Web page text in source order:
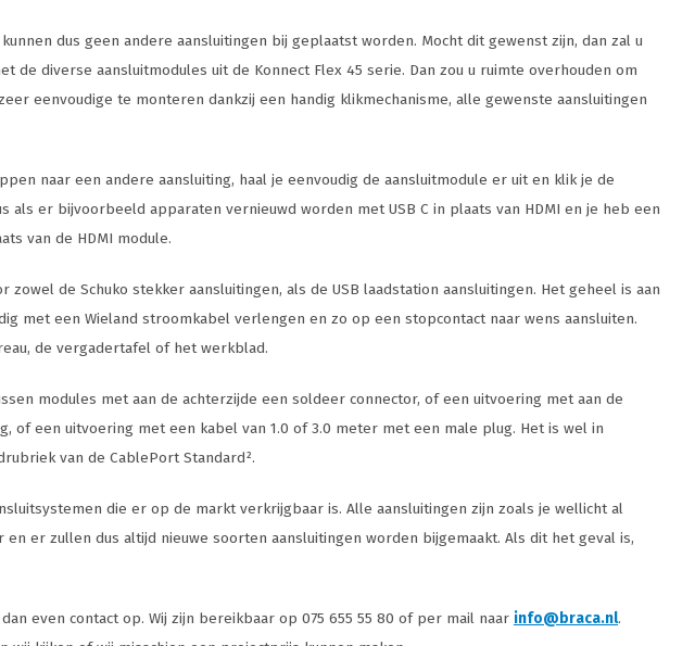
dus geen andere aansluitingen bij geplaatst worden. Mocht dit gewenst zijn, dan zal u
diverse aansluitmodules uit de Konnect Flex 45 serie. Dan zou u ruimte overhouden om
eenvoudige te monteren dankzij een handig klikmechanisme, alle gewenste aansluitingen
naar een andere aansluiting, haal je eenvoudig de aansluitmodule er uit en klik je de
er bijvoorbeeld apparaten vernieuwd worden met USB C in plaats van HDMI en je heb een
van de HDMI module.
de Schuko stekker aansluitingen, als de USB laadstation aansluitingen. Het geheel is aan
met een Wieland stroomkabel verlengen en zo op een stopcontact naar wens aansluiten.
de vergadertafel of het werkblad.
modules met aan de achterzijde een soldeer connector, of een uitvoering met aan de
of een uitvoering met een kabel van 1.0 of 3.0 meter met een male plug. Het is wel in
van de CablePort Standard².
die er op de markt verkrijgbaar is. Alle aansluitingen zijn zoals je wellicht al
er zullen dus altijd nieuwe soorten aansluitingen worden bijgemaakt. Als dit het geval is,
even contact op. Wij zijn bereikbaar op 075 655 55 80 of per mail naar info@braca.nl.